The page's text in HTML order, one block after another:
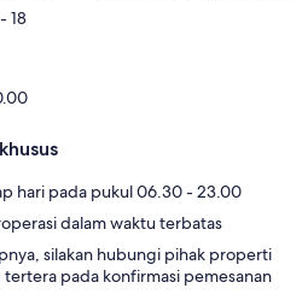
18
hari pada pukul 06.30 - 23.00
dalam waktu terbatas
silakan hubungi pihak properti
tertera pada konfirmasi pemesanan